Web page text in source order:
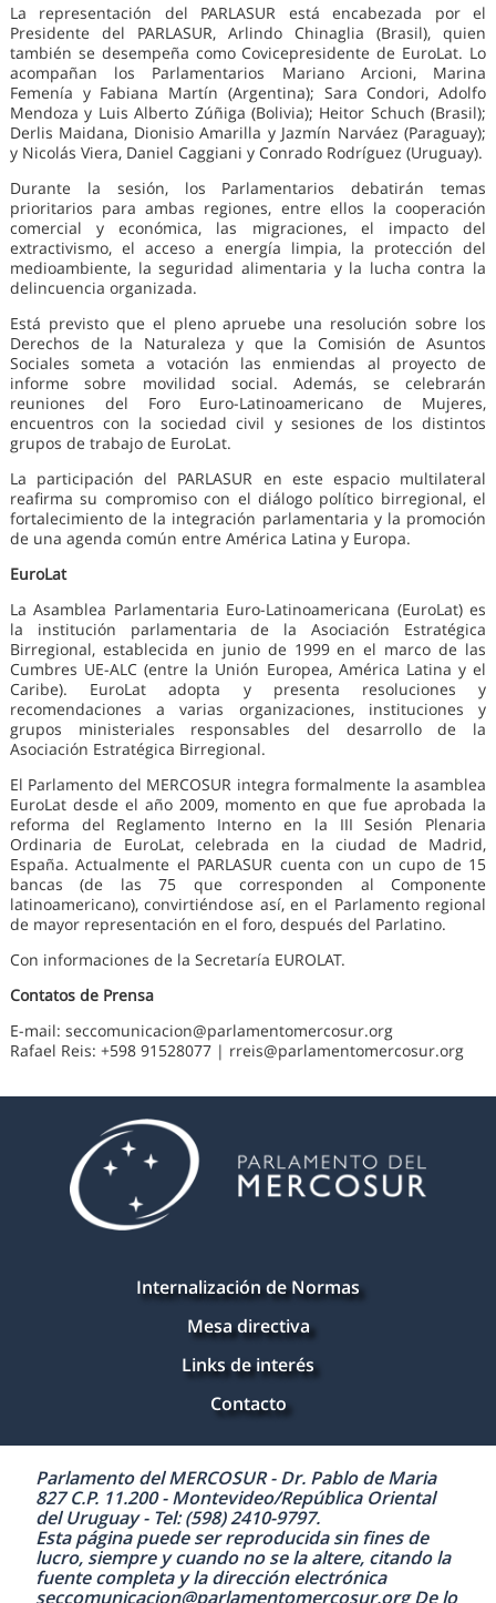
La representación del PARLASUR está encabezada por el
Presidente del PARLASUR, Arlindo Chinaglia (Brasil), quien
también se desempeña como Covicepresidente de EuroLat. Lo
acompañan los Parlamentarios Mariano Arcioni, Marina
Femenía y Fabiana Martín (Argentina); Sara Condori, Adolfo
Mendoza y Luis Alberto Zúñiga (Bolivia); Heitor Schuch (Brasil);
Derlis Maidana, Dionisio Amarilla y Jazmín Narváez (Paraguay);
y Nicolás Viera, Daniel Caggiani y Conrado Rodríguez (Uruguay).
Durante la sesión, los Parlamentarios debatirán temas
prioritarios para ambas regiones, entre ellos la cooperación
comercial y económica, las migraciones, el impacto del
extractivismo, el acceso a energía limpia, la protección del
medioambiente, la seguridad alimentaria y la lucha contra la
delincuencia organizada.
Está previsto que el pleno apruebe una resolución sobre los
Derechos de la Naturaleza y que la Comisión de Asuntos
Sociales someta a votación las enmiendas al proyecto de
informe sobre movilidad social. Además, se celebrarán
reuniones del Foro Euro-Latinoamericano de Mujeres,
encuentros con la sociedad civil y sesiones de los distintos
grupos de trabajo de EuroLat.
La participación del PARLASUR en este espacio multilateral
reafirma su compromiso con el diálogo político birregional, el
fortalecimiento de la integración parlamentaria y la promoción
de una agenda común entre América Latina y Europa.
EuroLat
La Asamblea Parlamentaria Euro-Latinoamericana (EuroLat) es
la institución parlamentaria de la Asociación Estratégica
Birregional, establecida en junio de 1999 en el marco de las
Cumbres UE-ALC (entre la Unión Europea, América Latina y el
Caribe). EuroLat adopta y presenta resoluciones y
recomendaciones a varias organizaciones, instituciones y
grupos ministeriales responsables del desarrollo de la
Asociación Estratégica Birregional.
El Parlamento del MERCOSUR integra formalmente la asamblea
EuroLat desde el año 2009, momento en que fue aprobada la
reforma del Reglamento Interno en la III Sesión Plenaria
Ordinaria de EuroLat, celebrada en la ciudad de Madrid,
España. Actualmente el PARLASUR cuenta con un cupo de 15
bancas (de las 75 que corresponden al Componente
latinoamericano), convirtiéndose así, en el Parlamento regional
de mayor representación en el foro, después del Parlatino.
Con informaciones de la Secretaría EUROLAT.
Contatos de Prensa
E-mail: seccomunicacion@parlamentomercosur.org
Rafael Reis: +598 91528077 | rreis@parlamentomercosur.org
Internalización de Normas
Mesa directiva
Links de interés
Contacto
Parlamento del MERCOSUR - Dr. Pablo de Maria
827 C.P. 11.200 - Montevideo/República Oriental
del Uruguay - Tel: (598) 2410-9797.
Esta página puede ser reproducida sin fines de
lucro, siempre y cuando no se la altere, citando la
fuente completa y la dirección electrónica
seccomunicacion@parlamentomercosur.org De lo